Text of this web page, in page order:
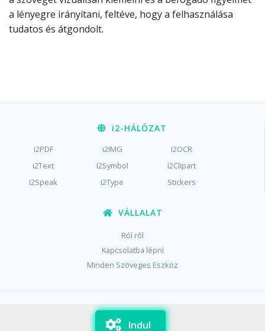
Indul
a lényegre irányítani, feltéve, hogy a felhasználása
tudatos és átgondolt.
i2-HÁLÓZAT
i2PDF i2IMG
i2OCR
i2Text
i2Symbol
i2Clipart
i2Speak
i2Type Stickers
VÁLLALAT
Ról ről
Kapcsolatba lépni
Minden Szöveges Eszköz
Magánélet / Feltételek / Cookie-k
Copyright © i2Text 2023-2026,Sciweavers LLC